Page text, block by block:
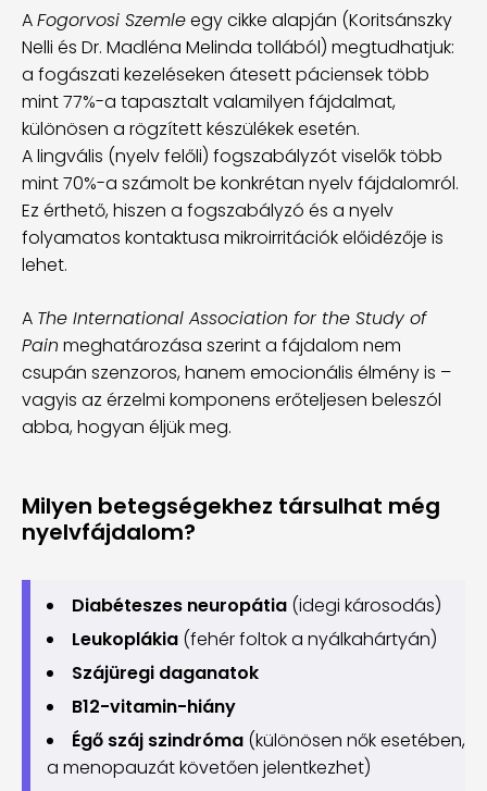
AFogorvosi Szemleegy cikke alapján (Koritsánszky
Nelli és Dr. Madléna Melinda tollából) megtudhatjuk:
a fogászati kezeléseken átesett páciensek több
mint 77%-a tapasztalt valamilyen fájdalmat,
különösen a rögzített készülékek esetén.
A lingvális (nyelv felőli) fogszabályzót viselők több
mint 70%-a számolt be konkrétan nyelv fájdalomról.
Ez érthető, hiszen a fogszabályzó és a nyelv
folyamatos kontaktusa mikroirritációk előidézője is
lehet.
A The International Association for the Study of
Pain meghatározása szerint a fájdalom nem
csupán szenzoros, hanem emocionális élmény is –
vagyis az érzelmi komponens erőteljesen beleszól
abba, hogyan éljük meg.
Milyen betegségekhez társulhat még
nyelvfájdalom?
Diabéteszes neuropátia (idegi károsodás)
Leukoplákia (fehér foltok a nyálkahártyán)
Szájüregi daganatok
B12-vitamin-hiány
Égő száj szindróma (különösen nők esetében,
a menopauzát követően jelentkezhet)